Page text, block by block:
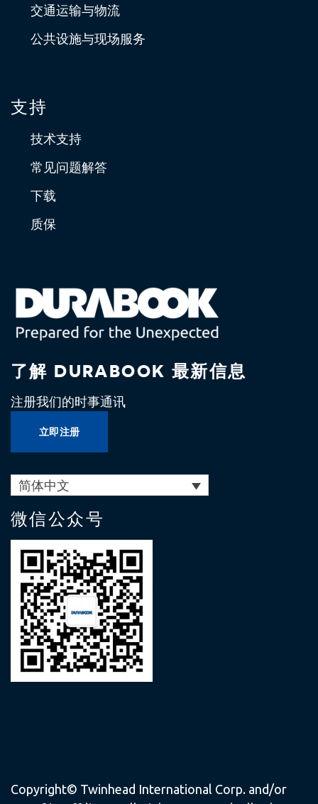
交通运输与物流
公共设施与现场服务
支持
技术支持
常见问题解答
下载
质保
了解 DURABOOK 最新信息
注册我们的时事通讯
立即注册
简体中文
微信公众号
Copyright© Twinhead International Corp. and/or